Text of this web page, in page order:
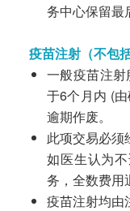
务中心保留最
疫苗注射（不包
一般疫苗注
于6个月内 (
逾期作废。
此项交易必须
如医生认为
务，全数费用
疫苗注射均由